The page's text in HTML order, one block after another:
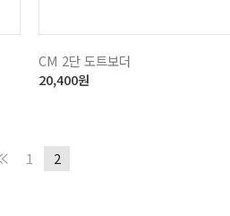
CM 2단 도트보더
20,400원
1 2